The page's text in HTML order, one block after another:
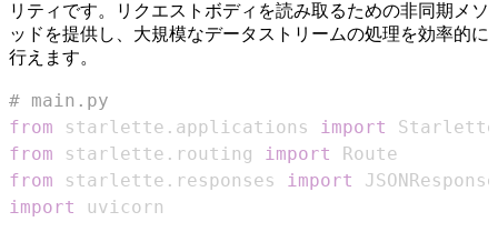
リティです。リクエストボディを読み取るための非同期メソ
ッドを提供し、大規模なデータストリームの処理を効率的に
行えます。
# main.py
from starlette . applications import
from starlette . routing import
from starlette . responses import
import